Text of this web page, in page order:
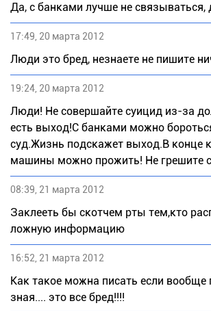
Да, с банками лучше не связываться,
17:49, 20 марта 2012
Люди это бред, незнаете не пишите
19:24, 20 марта 2012
Люди! Не совершайте суицид из-за
есть выход!С банками можно
суд.Жизнь подскажет выход.В конце
машины можно прожить! Не грешите
08:39, 21 марта 2012
Заклееть бы скотчем рты тем,кто
ложную информацию
16:52, 21 марта 2012
Как такое можна писать если вообще
зная.... это все бред!!!!